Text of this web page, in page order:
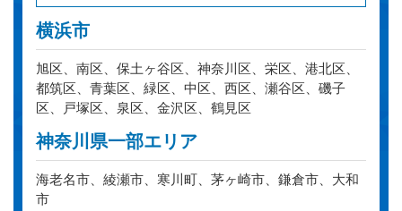
横浜市
旭区、南区、保土ヶ谷区、神奈川区、栄区、港北区、
都筑区、青葉区、緑区、中区、西区、瀬谷区、磯子
区、戸塚区、泉区、金沢区、鶴見区
神奈川県一部エリア
海老名市、綾瀬市、寒川町、茅ヶ崎市、鎌倉市、大和
市